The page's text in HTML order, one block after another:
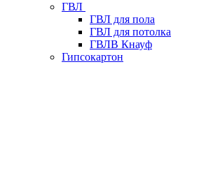
ГВЛ
ГВЛ для пола
ГВЛ для потолка
ГВЛВ Кнауф
Гипсокартон